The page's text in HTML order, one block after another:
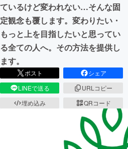
ているけど変われない…そんな固
定観念も覆します。変わりたい・
もっと上を目指したいと思ってい
る全ての人へ。その方法を提供し
ます。
ポスト
シェア
LINEで送る
URLコピー
埋め込み
QRコード